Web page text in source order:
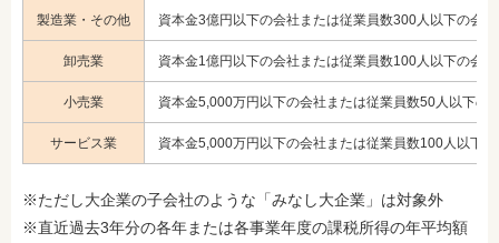
製造業・その他 資本金3億円以下の会社または従業員数300人以下の会
卸売業 資本金1億円以下の会社または従業員数100人以下の会
小売業 資本金5,000万円以下の会社または従業員数50人以下の
サービス業 資本金5,000万円以下の会社または従業員数100人以下
※ただし大企業の子会社のような「みなし大企業」は対象外
※直近過去3年分の各年または各事業年度の課税所得の年平均額